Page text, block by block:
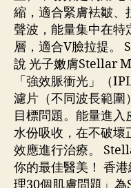
縮，適合緊膚袪皺
聲波，能量集中在
層，適合V臉拉提。
說 光子嫩膚Stellar
「強效脈衝光」（
濾片（不同波長範圍
目標問題。能量進入
水份吸收，在不破壞
效應進行治療。
你的最佳醫美！ 香